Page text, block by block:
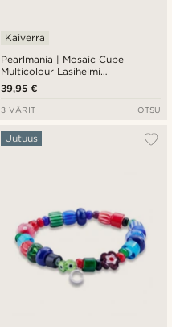
Pearlmania | Mosaic Cube
Multicolour Lasihelmi
Rannekorusetti
Kaiverra
39,95 €
3 VÄRIT OTSU
Uutuus